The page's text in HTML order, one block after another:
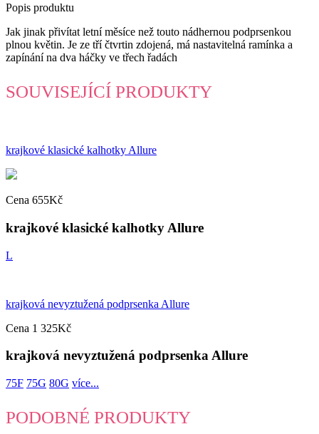
Popis produktu
Jak jinak přivítat letní měsíce než touto nádhernou podprsenkou
plnou květin. Je ze tří čtvrtin zdojená, má nastavitelná ramínka a
zapínání na dva háčky ve třech řadách
SOUVISEJÍCÍ PRODUKTY
krajkové klasické kalhotky Allure
Cena 655Kč
krajkové klasické kalhotky Allure
L
krajková nevyztužená podprsenka Allure
Cena 1 325Kč
krajková nevyztužená podprsenka Allure
75F 75G 80G více...
PODOBNÉ PRODUKTY